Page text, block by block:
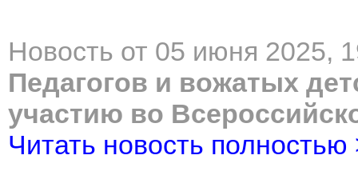
Новость от 05 июня 2025,
Педагогов и вожатых
участию во
Читать новость полностью